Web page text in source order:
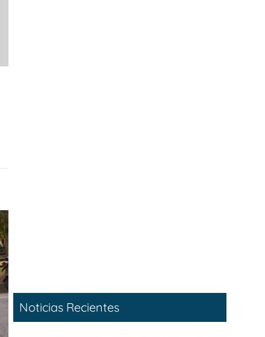
Noticias Recientes